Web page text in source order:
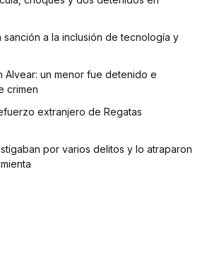
sanción a la inclusión de tecnología y
Alvear: un menor fue detenido e
crimen
extranjero de Regatas
por varios delitos y lo atraparon